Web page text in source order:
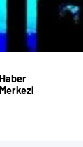
Haber
Merkezi